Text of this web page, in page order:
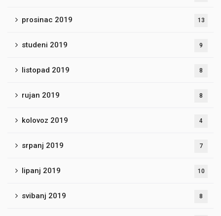
prosinac 2019 13
studeni 2019 9
listopad 2019 8
rujan 2019 8
kolovoz 2019 4
srpanj 2019 7
lipanj 2019 10
svibanj 2019 8